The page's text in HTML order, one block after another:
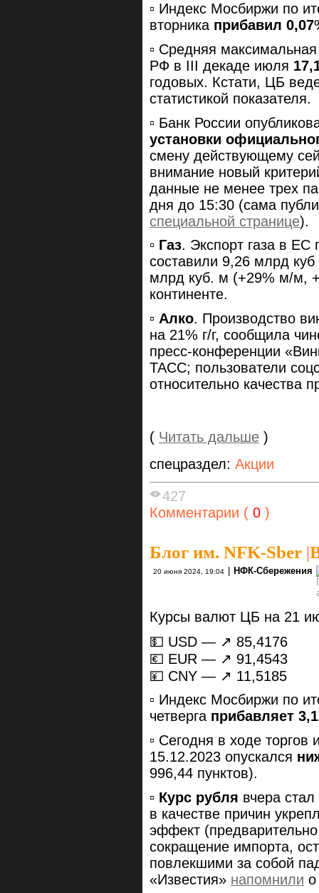
▫️ Индекс Мосбиржи по
вторника прибавил 0,07
▫️ Средняя
РФ в III декаде июля
годовых. Кстати, ЦБ
статистикой показателя.
▫️ Банк России
установки
смену действующему
внимание новый
данные не менее трех
дня до 15:30 (сама
специальной странице).
▫️ Газ. Экспорт газа в ЕС
составили 9,26 млрд
млрд куб. м (+29% м/м,
континенте.
▫️ Алко. Производство
на 21% г/г, сообщила
пресс-конференции
ТАСС; пользователи
относительно качества
( Читать дальше )
спецраздел: Акции
427
Комментарии ( 0 )
Блог им. NFK-Sber |
20 июня 2024, 19:04 | НФК-Сбережения
Курсы валют ЦБ на 21
💵 USD — ↗️ 85,4176
💶 EUR — ↗️ 91,4543
💴 CNY — ↗️ 11,5185
▫️ Индекс Мосбиржи по
четверга прибавляет
▫️ Сегодня в ходе
15.12.2023 опускался
996,44 пунктов).
▫️ Курс рубля вчера
в качестве причин
эффект
сокращение импорта,
повлекшими за собой
«Известия» напомнили